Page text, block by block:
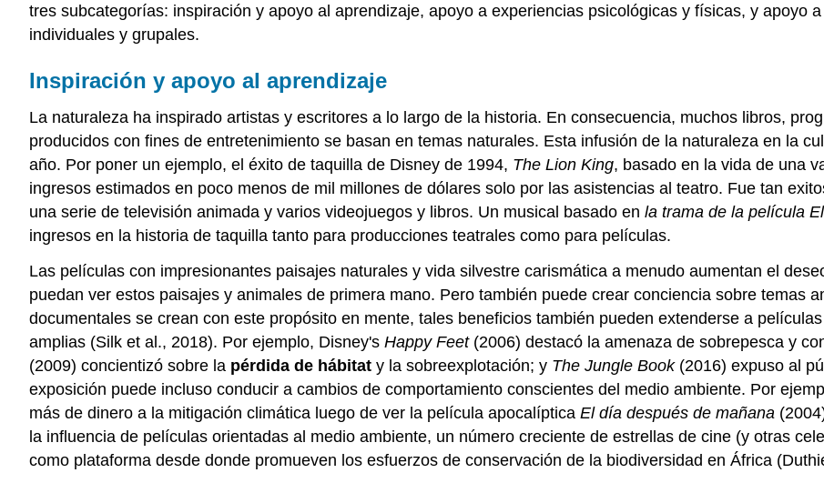
tres subcategorías: inspiración y apoyo al aprendizaje, apoyo a experiencias psicológicas y físicas, y apoyo
individuales y grupales.
Inspiración y apoyo al aprendizaje
La naturaleza ha inspirado artistas y escritores a lo largo de la historia. En consecuencia, muchos libros,
producidos con fines de entretenimiento se basan en temas naturales. Esta infusión de la naturaleza en la
año. Por poner un ejemplo, el éxito de taquilla de Disney de 1994, The Lion King, basado en la vida de una
ingresos estimados en poco menos de mil millones de dólares solo por las asistencias al teatro. Fue tan
una serie de televisión animada y varios videojuegos y libros. Un musical basado en la trama de la película
ingresos en la historia de taquilla tanto para producciones teatrales como para películas.
Las películas con impresionantes paisajes naturales y vida silvestre carismática a menudo aumentan el
puedan ver estos paisajes y animales de primera mano. Pero también puede crear conciencia sobre temas
documentales se crean con este propósito en mente, tales beneficios también pueden extenderse a
amplias (Silk et al., 2018). Por ejemplo, Disney's Happy Feet(2006) destacó la amenaza de sobrepesca y
(2009) concientizó sobre la pérdida de hábitat y la sobreexplotación; y The Jungle Book(2016) expuso al
exposición puede incluso conducir a cambios de comportamiento conscientes del medio ambiente. Por
más de dinero a la mitigación climática luego de ver la película apocalíptica El día después de mañana
la influencia de películas orientadas al medio ambiente, un número creciente de estrellas de cine (y otras
como plataforma desde donde promueven los esfuerzos de conservación de la biodiversidad en África